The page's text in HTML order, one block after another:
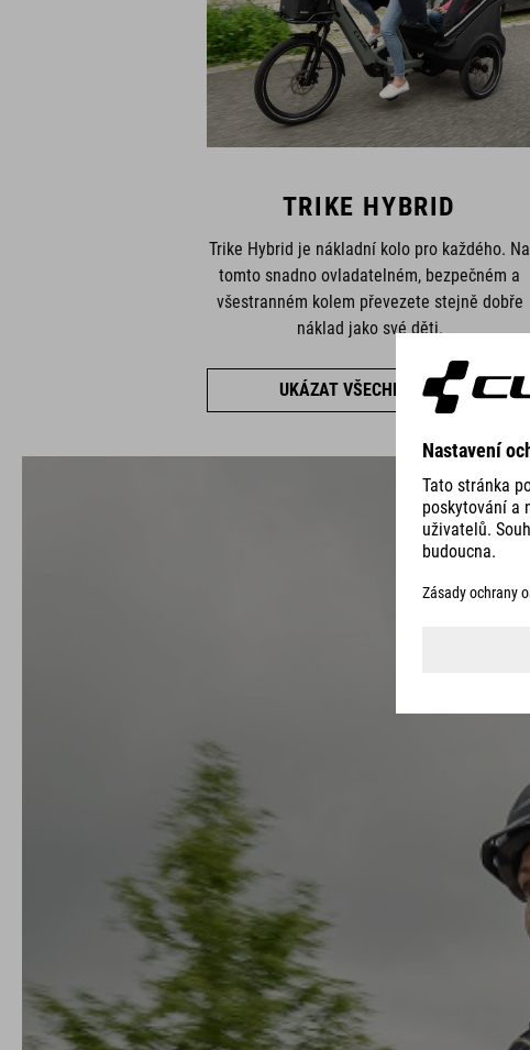
TRIKE HYBRID
Trike Hybrid je nákladní kolo pro každého. Na
tomto snadno ovladatelném, bezpečném a
všestranném kolem převezete stejně dobře
náklad jako své děti.
UKÁZAT VŠECHNA KOLA